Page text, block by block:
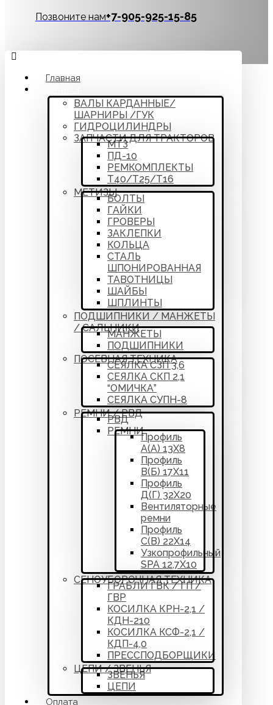
Позвоните нам‪+7-905-925-15-85
Главная
ВАЛЫ КАРДАННЫЕ/
ШАРНИРЫ /ГУК
ГИДРОЦИЛИНДРЫ
ЗАПЧАСТИ ДЛЯ ТРАКТОРОВ
МТЗ
ПД-10
РЕМКОМПЛЕКТЫ
Т40/Т25/Т16
МЕТИЗЫ
БОЛТЫ
ГАЙКИ
ГРОВЕРЫ
ЗАКЛЕПКИ
КОЛЬЦА
СТАЛЬ
ШПОНИРОВАННАЯ
ТАВОТНИЦЫ
ШАЙБЫ
ШПЛИНТЫ
ПОДШИПНИКИ / МАНЖЕТЫ
/ САЛЬНИКИ
МАНЖЕТЫ
ПОДШИПНИКИ
ПОСЕВНАЯ ТЕХНИКА
СЕЯЛКА СЗП 3,6
СЕЯЛКА СКП 2,1
“ОМИЧКА”
СЕЯЛКА СУПН-8
РЕМНИ / РВД
РВД
РЕМНИ
Профиль
А(А) 13Х8
Профиль
В(Б) 17Х11
Профиль
Д(Г) 32Х20
Вентиляторные
ремни
Профиль
С(В) 22Х14
Узкопрофильный
SPA 12,7Х10
СЕНОУБОРОЧНАЯ ТЕХНИКА
ГРАБЛИ ГВК / ГП /
ГВР
КОСИЛКА КРН-2,1 /
КДН-210
КОСИЛКА КСФ-2,1 /
КДП-4,0
ПРЕССПОДБОРЩИКИ
ЦЕПИ / ЗВЕНЬЯ
ЗВЕНЬЯ
ЦЕПИ
Оплата